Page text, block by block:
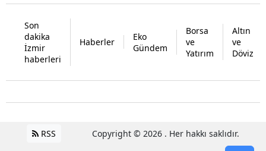
Son
dakika
İzmir
haberleri
Haberler
Eko
Gündem
Borsa
ve
Yatırım
Altın
ve
Döviz
RSS Copyright © 2026 . Her hakkı saklıdır.